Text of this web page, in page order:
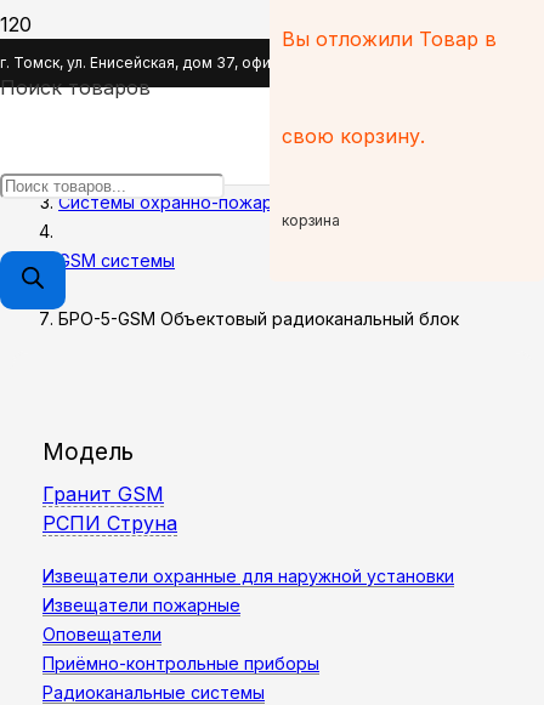
г. Томск, ул. Енисейская, дом 37, офис 110
Поиск товаров
Вы отложили Товар в
свою корзину.
корзина
БРО-5-GSM Объектовый
радиоканальный блок
Системы охранно-пожарной сигнализации
GSM системы
БРО-5-GSM Объектовый радиоканальный блок
Модель
Гранит GSM
РСПИ Струна
Извещатели охранные для наружной установки
Извещатели пожарные
Оповещатели
Приёмно-контрольные приборы
Радиоканальные системы